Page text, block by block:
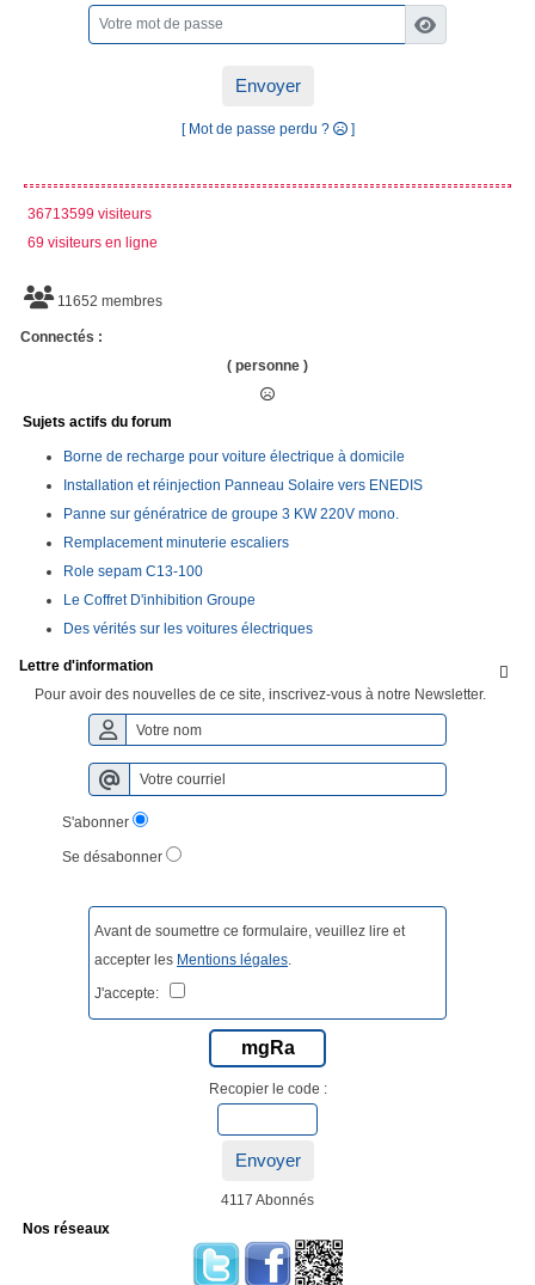
Envoyer
[ Mot de passe perdu ? ]
36713599 visiteurs
69 visiteurs en ligne
11652 membres
Connectés :
( personne )
Sujets actifs du forum
Borne de recharge pour voiture électrique à domicile
Installation et réinjection Panneau Solaire vers ENEDIS
Panne sur génératrice de groupe 3 KW 220V mono.
Remplacement minuterie escaliers
Role sepam C13-100
Le Coffret D'inhibition Groupe
Des vérités sur les voitures électriques

Lettre d'information
Pour avoir des nouvelles de ce site, inscrivez-vous à notre Newsletter.
S'abonner
Se désabonner
Avant de soumettre ce formulaire, veuillez lire et
accepter les Mentions légales.
J'accepte:
mgRa
Recopier le code :
Envoyer
4117 Abonnés
Nos réseaux